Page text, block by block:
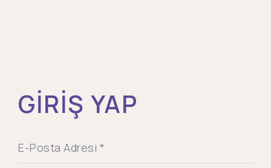
GİRİŞ YAP
E-Posta Adresi *